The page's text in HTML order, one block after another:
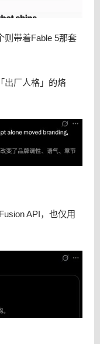
则带着Fable 5那套
出厂人格」的烙
API，也仅用